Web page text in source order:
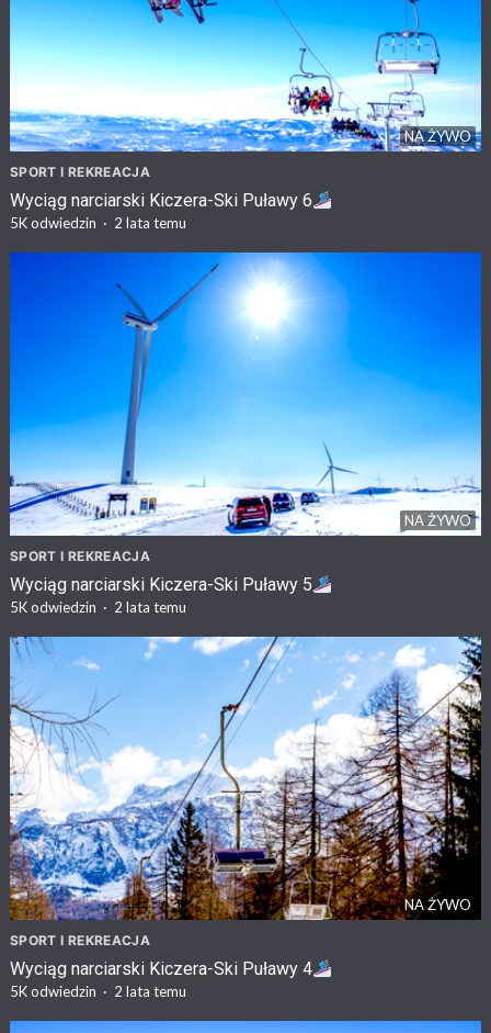
NA ŻYWO
SPORT I REKREACJA
Wyciąg narciarski Kiczera-Ski Puławy 6
5Kodwiedzin · 2 lata temu
NA ŻYWO
SPORT I REKREACJA
Wyciąg narciarski Kiczera-Ski Puławy 5
5Kodwiedzin · 2 lata temu
NA ŻYWO
SPORT I REKREACJA
Wyciąg narciarski Kiczera-Ski Puławy 4
5Kodwiedzin · 2 lata temu